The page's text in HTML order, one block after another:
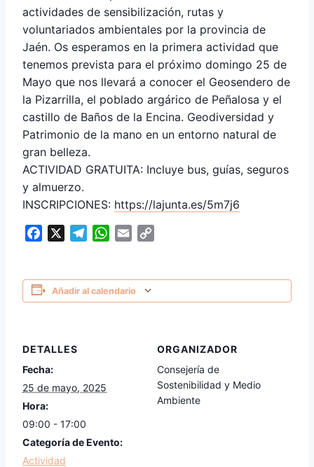
actividades de sensibilización, rutas y
voluntariados ambientales por la provincia de
Jaén. Os esperamos en la primera actividad que
tenemos prevista para el próximo domingo 25 de
Mayo que nos llevará a conocer el Geosendero de
la Pizarrilla, el poblado argárico de Peñalosa y el
castillo de Baños de la Encina. Geodiversidad y
Patrimonio de la mano en un entorno natural de
gran belleza.
ACTIVIDAD GRATUITA: Incluye bus, guías, seguros
y almuerzo.
INSCRIPCIONES: https://lajunta.es/5m7j6
Facebook TelegramWhatsApp
Email
Añadir al calendario
DETALLES
Fecha:
25 de mayo, 2025
Hora:
09:00 - 17:00
Categoría de Evento:
Actividad
ORGANIZADOR
Consejería de
Sostenibilidad y Medio
Ambiente